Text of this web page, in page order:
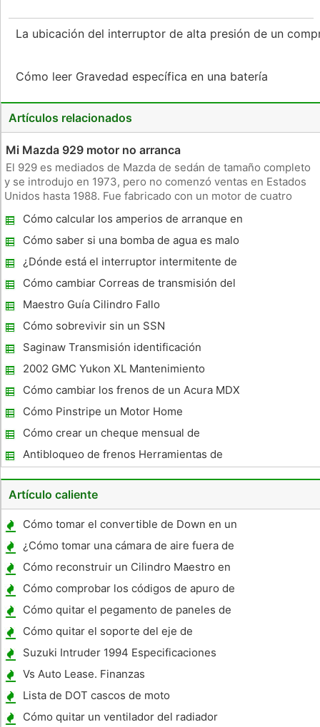
La ubicación del interruptor de alta presión de un
Cómo leer Gravedad específica en una batería
Artículos relacionados
Mi Mazda 929 motor no arranca
El 929 es mediados de Mazda de sedán de tamaño completo
y se introdujo en 1973, pero no comenzó ventas en Estados
Unidos hasta 1988. Fue fabricado con un motor de cuatro
arranca, puede ser frustrante. Hay varias razones por las que
su Mazda
Cómo calcular los amperios de arranque en
frío
Cómo saber si una bomba de agua es malo
¿Dónde está el interruptor intermitente de
un Chevy Camaro 1989 ?
Cómo cambiar Correas de transmisión del
motor
Maestro Guía Cilindro Fallo
Cómo sobrevivir sin un SSN
Saginaw Transmisión identificación
2002 GMC Yukon XL Mantenimiento
necesario
Cómo cambiar los frenos de un Acura MDX
Cómo Pinstripe un Motor Home
Cómo crear un cheque mensual de
mantenimiento para su coche
Antibloqueo de frenos Herramientas de
diagnóstico
Artículo caliente
Cómo tomar el convertible de Down en un
Pontiac Solstice
¿Cómo tomar una cámara de aire fuera de
un Honda XR80?
Cómo reconstruir un Cilindro Maestro en
una Yamaha RD400
Cómo comprobar los códigos de apuro de
emisión con un interruptor de encendido
Cómo quitar el pegamento de paneles de
plástico de un coche
Cómo quitar el soporte del eje de
transmisión
Suzuki Intruder 1994 Especificaciones
Vs Auto Lease. Finanzas
Lista de DOT cascos de moto
Cómo quitar un ventilador del radiador